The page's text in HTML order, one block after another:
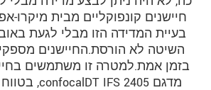
חיישנים קונפוקליים מבית מיקרו-
בעיית המדידה הזו מבלי לגעת
השיטה לא הורסת.החיישנים
בזמן אמת.למטרה זו משתמשים